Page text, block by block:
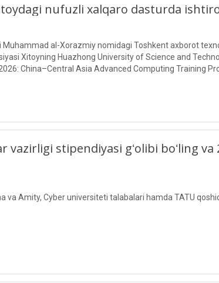
nufuzli xalqaro dasturda
al-Xorazmiy nomidagi Toshkent axborot
Xitoyning Huazhong University of Science and
China–Central Asia Advanced Computing Training
vazirligi stipendiyasi gʻolibi boʻling
va Amity, Cyber universiteti talabalari hamda TATU